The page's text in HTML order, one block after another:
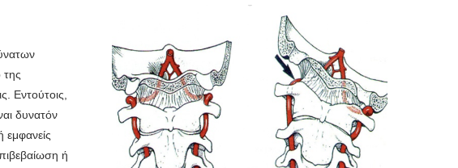
Εντούτοις,
δυνατόν
ή